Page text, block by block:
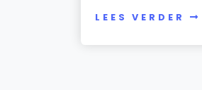
LEES VERDER